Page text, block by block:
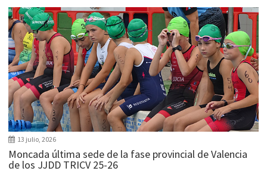
13 julio, 2026
Moncada última sede de la fase provincial de Valencia
de los JJDD TRICV 25-26